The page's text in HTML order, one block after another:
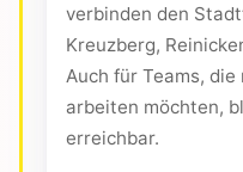
verbinden den
Kreuzberg,
Auch für Teams,
arbeiten möchten,
erreichbar.